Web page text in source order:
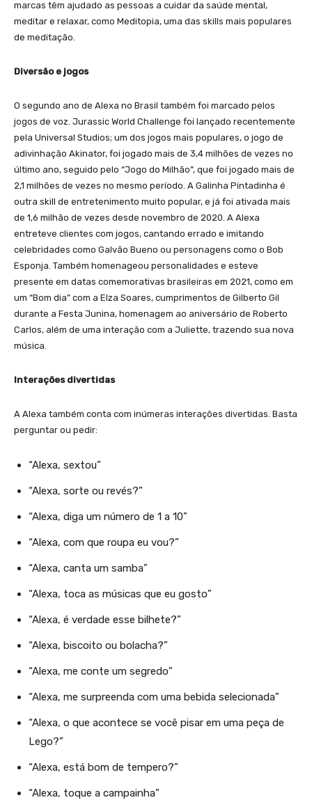
marcas têm ajudado as pessoas a cuidar da saúde mental,
meditar e relaxar, como Meditopia, uma das skills mais populares
de meditação.
Diversão e jogos
O segundo ano de Alexa no Brasil também foi marcado pelos
jogos de voz. Jurassic World Challenge foi lançado recentemente
pela Universal Studios; um dos jogos mais populares, o jogo de
adivinhação Akinator, foi jogado mais de 3,4 milhões de vezes no
último ano, seguido pelo “Jogo do Milhão”, que foi jogado mais de
2,1 milhões de vezes no mesmo período. A Galinha Pintadinha é
outra skill de entretenimento muito popular, e já foi ativada mais
de 1,6 milhão de vezes desde novembro de 2020. A Alexa
entreteve clientes com jogos, cantando errado e imitando
celebridades como Galvão Bueno ou personagens como o Bob
Esponja. Também homenageou personalidades e esteve
presente em datas comemorativas brasileiras em 2021, como em
um “Bom dia” com a Elza Soares, cumprimentos de Gilberto Gil
durante a Festa Junina, homenagem ao aniversário de Roberto
Carlos, além de uma interação com a Juliette, trazendo sua nova
música.
Interações divertidas
A Alexa também conta com inúmeras interações divertidas. Basta
perguntar ou pedir:
“Alexa, sextou”
“Alexa, sorte ou revés?”
“Alexa, diga um número de 1 a 10”
“Alexa, com que roupa eu vou?”
“Alexa, canta um samba”
“Alexa, toca as músicas que eu gosto”
“Alexa, é verdade esse bilhete?”
“Alexa, biscoito ou bolacha?”
“Alexa, me conte um segredo”
“Alexa, me surpreenda com uma bebida selecionada”
“Alexa, o que acontece se você pisar em uma peça de
Lego?”
“Alexa, está bom de tempero?”
“Alexa, toque a campainha”